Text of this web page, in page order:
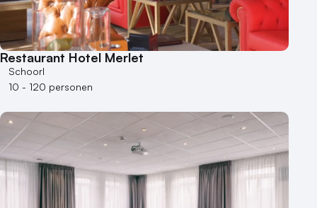
Restaurant Hotel Merlet
Schoorl
10 - 120 personen